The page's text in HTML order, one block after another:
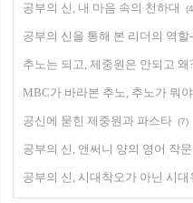
공부의 신, 내 마음 속의 천하대
공부의 신을 통해 본 리더의 역할
추노는 되고, 제중원은 안되고 왜?
MBC가 바라본 추노, 추노가 뭐
공신에 묻힌 제중원과 파스타 (7)
공부의 신, 앤써니 양의 영어 작
공부의 신, 시대착오가 아닌 시대